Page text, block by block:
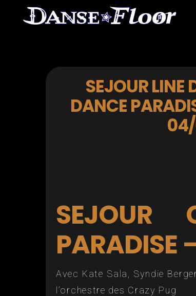
SEJOUR LINE
DANCE
SEJOUR
PARADISE
Avec Kate Sala, Syndie
l’orchestre des Crazy Pug